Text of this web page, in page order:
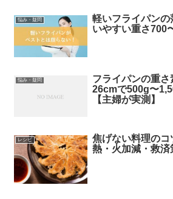
悩み・疑問
軽いフライパン
いやすい重さ700
悩み・疑問
フライパンの重さ
26cmで500g〜
【主婦が実測】
レシピ
焦げない料理の
熱・火加減・救済